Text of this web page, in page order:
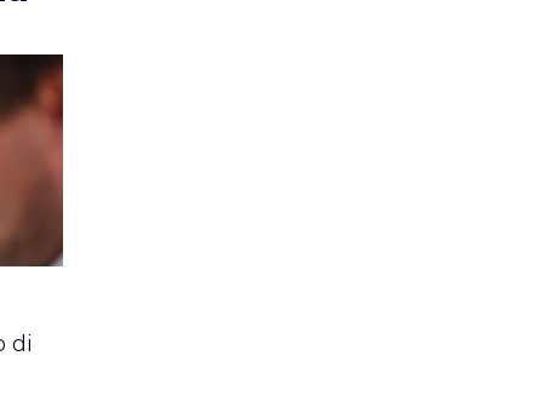
di